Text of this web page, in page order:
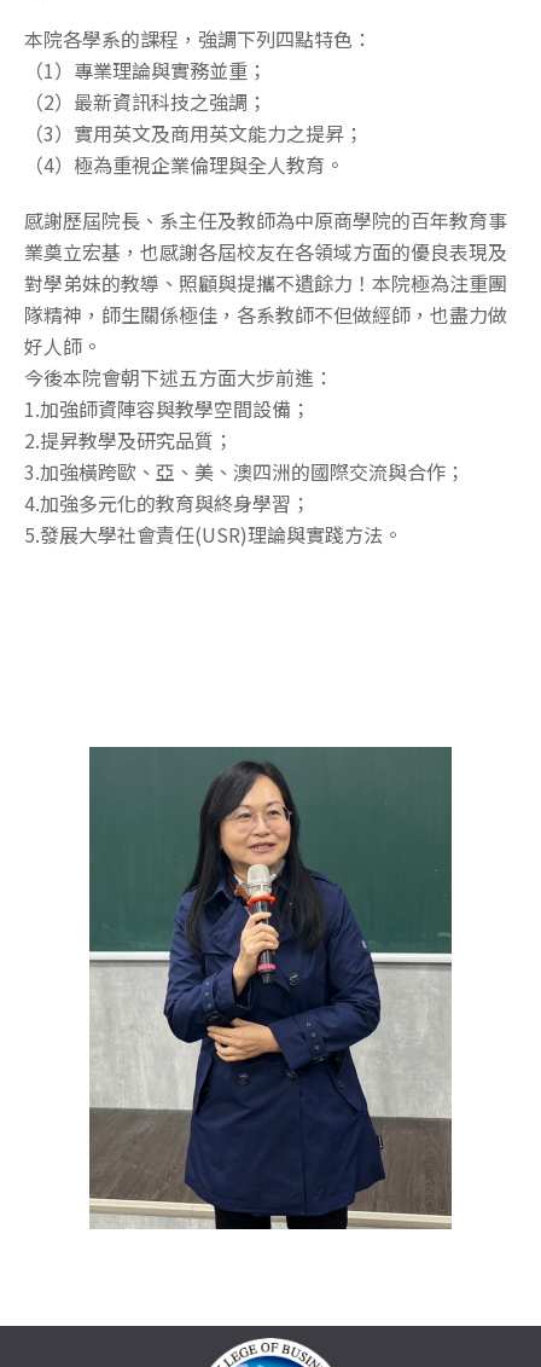
本院各學系的課程，強調下列四點特色：
（1）專業理論與實務並重；
（2）最新資訊科技之強調；
（3）實用英文及商用英文能力之提昇；
（4）極為重視企業倫理與全人教育。
感謝歷屆院長、系主任及教師為中原商學院的百年教育事
業奠立宏基，也感謝各屆校友在各領域方面的優良表現及
對學弟妹的教導、照顧與提攜不遺餘力！本院極為注重團
隊精神，師生關係極佳，各系教師不但做經師，也盡力做
好人師。
今後本院會朝下述五方面大步前進：
1.加強師資陣容與教學空間設備；
2.提昇教學及研究品質；
3.加強橫跨歐、亞、美、澳四洲的國際交流與合作；
4.加強多元化的教育與終身學習；
5.發展大學社會責任(USR)理論與實踐方法。